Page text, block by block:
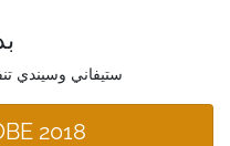
ستيفاني وسيندي
2018